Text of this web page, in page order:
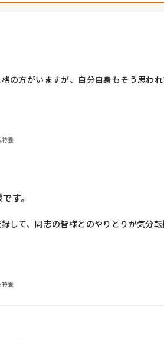
の方がいますが、自分自身もそう思わ
養
す。
して、同志の皆様とのやりとりが気分
養